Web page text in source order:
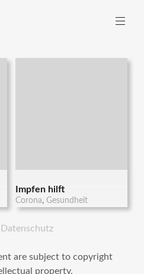
Impfen hilft
Corona,Gesundheit
Datenschutz
are subject to copyright
property.